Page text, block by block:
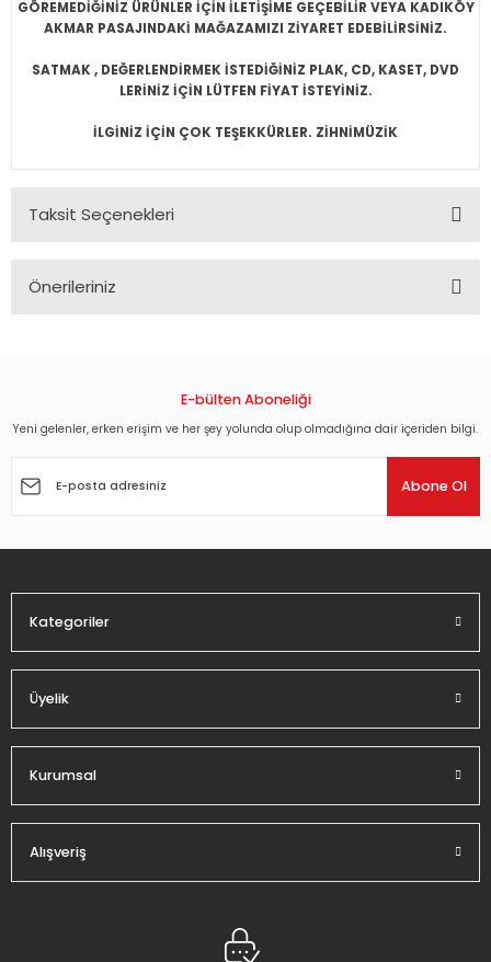
GÖREMEDİĞİNİZ ÜRÜNLER İÇİN İLETİŞİME GEÇEBİLİR VEYA KADIKÖY
AKMAR PASAJINDAKİ MAĞAZAMIZI ZİYARET EDEBİLİRSİNİZ.
SATMAK , DEĞERLENDİRMEK İSTEDİĞİNİZ PLAK, CD, KASET, DVD
LERİNİZ İÇİN LÜTFEN FİYAT İSTEYİNİZ.
İLGİNİZ İÇİN ÇOK TEŞEKKÜRLER. ZİHNİMÜZİK
Taksit Seçenekleri
Önerileriniz
Görüş ve önerileriniz için teşekkür ederiz.
Ürün açıklamasında eksik bilgiler bulunuyor.
E-bülten Aboneliği
Yeni gelenler, erken erişim ve her şey yolunda olup olmadığına dair içeriden bilgi.
Abone Ol
Kategoriler
Üyelik
Kurumsal
Alışveriş